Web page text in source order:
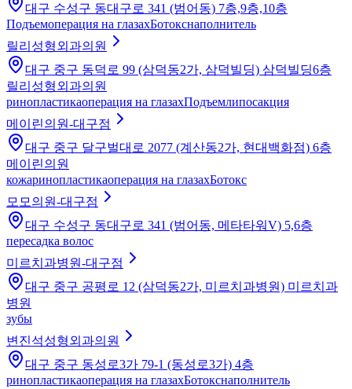
대구 수성구 동대구로 341 (범어동) 7층,9층,10층
Подъемоперация на глазахБотокснаполнитель
릴리성형외과의원
대구 중구 동덕로 99 (삼덕동2가, 삼덕빌딩) 삼덕빌딩6층
릴리성형외과의원
ринопластикаоперация на глазахПодъемлипосакция
메이린의원-대구점
대구 중구 달구벌대로 2077 (계산동2가, 현대백화점) 6층
메이린의원
кожаринопластикаоперация на глазахБотокс
모모의원-대구점
대구 수성구 동대구로 341 (범어동, 메타타워V) 5,6층
пересадка волос
미르치과병원-대구점
대구 중구 공평로 12 (삼덕동2가, 미르치과병원) 미르치과
병원
зубы
변진석성형외과의원
대구 중구 동성로3가 79-1 (동성로3가) 4층
ринопластикаоперация на глазахБотокснаполнитель